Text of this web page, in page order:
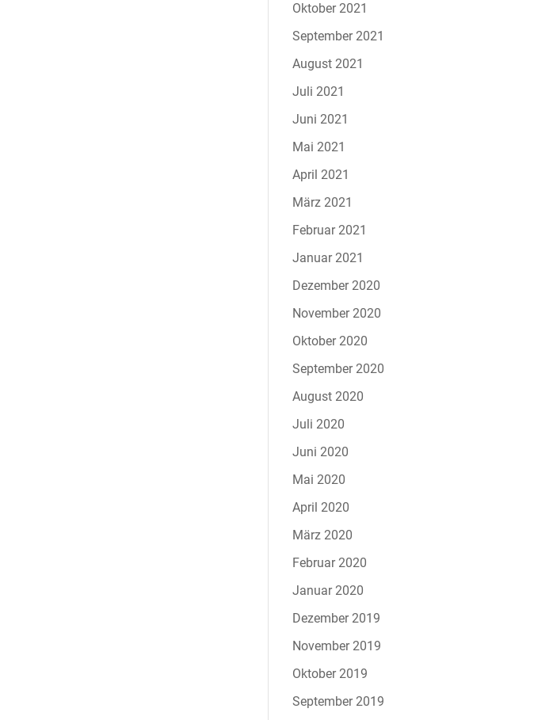
Oktober 2021
September 2021
August 2021
Juli 2021
Juni 2021
Mai 2021
April 2021
März 2021
Februar 2021
Januar 2021
Dezember 2020
November 2020
Oktober 2020
September 2020
August 2020
Juli 2020
Juni 2020
Mai 2020
April 2020
März 2020
Februar 2020
Januar 2020
Dezember 2019
November 2019
Oktober 2019
September 2019